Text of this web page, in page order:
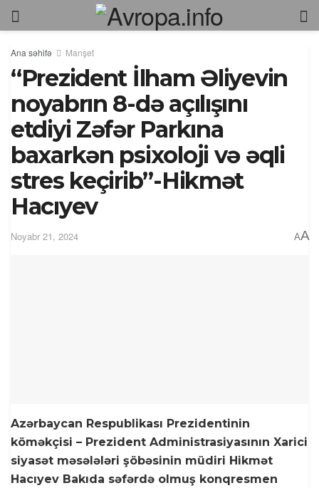
Ana səhifə Manşet
“Prezident İlham Əliyevin
noyabrın 8-də açılışını
etdiyi Zəfər Parkına
baxarkən psixoloji və əqli
stres keçirib”-Hikmət
Hacıyev
Noyabr 21, 2024 AA
Azərbaycan Respublikası Prezidentinin
köməkçisi – Prezident Administrasiyasının Xarici
siyasət məsələləri şöbəsinin müdiri Hikmət
Hacıyev Bakıda səfərdə olmuş konqresmen